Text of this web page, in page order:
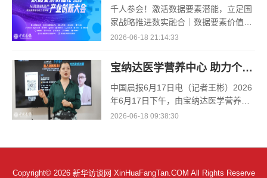
千人参会！激活数据要素潜能，立足国
家战略推进数实融合｜数据要素价值化
与产业创新大会成功举办6 月 18 日，
隆重举办。本次大会紧扣
2026-06-18 21:14:33
宝纳达医学营养中心 助力个体IP破圈成长—— “真人矩阵互助成军沙龙·上海站”引爆流量新思路
中国晨报6月17日电（记者王彬）2026
年6月17日下午，由宝纳达医学营养中
心主办、智昊轻创俱乐部承办的“真人矩
2026-06-18 09:38:30
Copyright© 2026 新华访谈网 XinHuaFangTan.COM All Rights Reserve